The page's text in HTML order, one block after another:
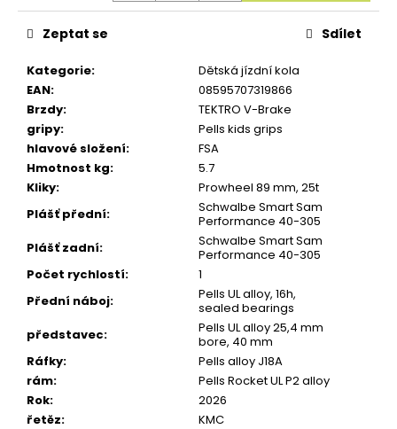
Kategorie:
Dětská jízdní kola
EAN:
08595707319866
Brzdy:
TEKTRO V-Brake
gripy:
Pells kids grips
hlavové složení:
FSA
Hmotnost kg:
5.7
Kliky:
Prowheel 89 mm, 25t
Plášť přední:
Schwalbe Smart Sam
Performance 40-305
Plášť zadní:
Schwalbe Smart Sam
Performance 40-305
Počet rychlostí:
1
Přední náboj:
Pells UL alloy, 16h,
sealed bearings
představec:
Pells UL alloy 25,4 mm
bore, 40 mm
Ráfky:
Pells alloy J18A
rám:
Pells Rocket UL P2 alloy
Rok:
2026
řetěz:
KMC
Zeptat se Sdílet
D
o
p
o
u
u